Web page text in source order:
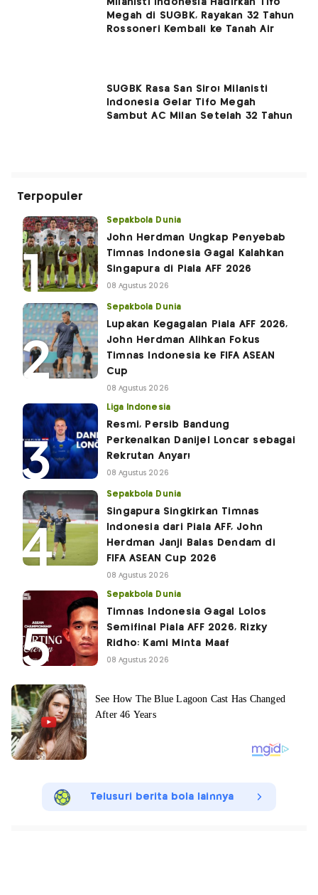
Milanisti Indonesia Hadirkan Tifo
Megah di SUGBK, Rayakan 32 Tahun
Rossoneri Kembali ke Tanah Air
SUGBK Rasa San Siro! Milanisti
Indonesia Gelar Tifo Megah
Sambut AC Milan Setelah 32 Tahun
Terpopuler
Sepakbola Dunia
John Herdman Ungkap Penyebab
Timnas Indonesia Gagal Kalahkan
Singapura di Piala AFF 2026
08 Agustus 2026
Sepakbola Dunia
Lupakan Kegagalan Piala AFF 2026,
John Herdman Alihkan Fokus
Timnas Indonesia ke FIFA ASEAN
Cup
08 Agustus 2026
Liga Indonesia
Resmi, Persib Bandung
Perkenalkan Danijel Loncar sebagai
Rekrutan Anyar!
08 Agustus 2026
Sepakbola Dunia
Singapura Singkirkan Timnas
Indonesia dari Piala AFF, John
Herdman Janji Balas Dendam di
FIFA ASEAN Cup 2026
08 Agustus 2026
Sepakbola Dunia
Timnas Indonesia Gagal Lolos
Semifinal Piala AFF 2026, Rizky
Ridho: Kami Minta Maaf
08 Agustus 2026
Telusuri berita bola lainnya